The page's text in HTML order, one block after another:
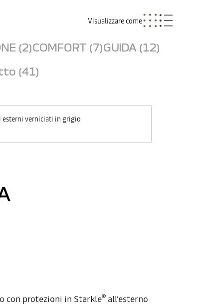
Visualizzare come
(2)COMFORT (7)GUIDA (12)
(41)
esterni verniciati in grigio
con protezioni in Starkle® all’esterno